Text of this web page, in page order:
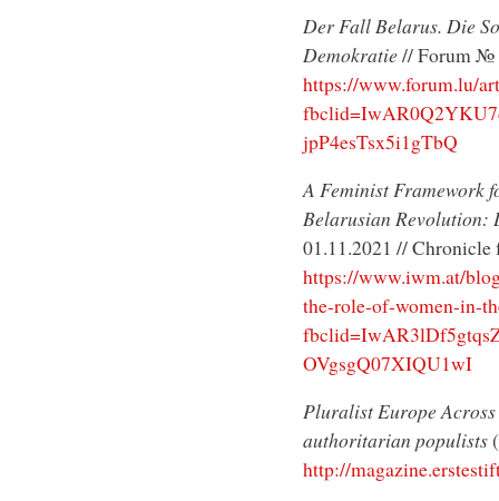
Der Fall Belarus. Die
Demokratie// Forum №
https://www.forum.lu/
jpP4esTsx5i1gTbQ
A Feminist Framework
Belarusian Revolution:
01.11.2021 //
https://www.iwm.at/
the-role-of-women-in-
OVgsgQ07XIQU1wI
Pluralist Europe
authoritarian populists
http://